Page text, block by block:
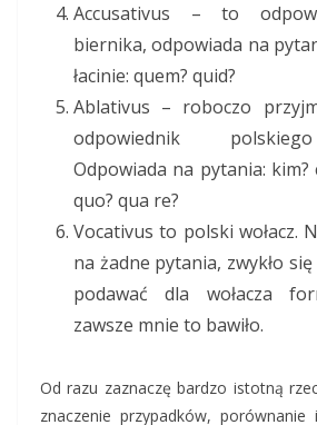
Accusativus – to
biernika, odpowiada na
łacinie: quem? quid?
Ablativus – roboczo
odpowiednik
Odpowiada na pytania: kim?
quo? qua re?
Vocativus to polski wołacz.
na żadne pytania, zwykło
podawać dla wołacza
zawsze mnie to bawiło.
Od razu zaznaczę bardzo istotną
znaczenie przypadków,